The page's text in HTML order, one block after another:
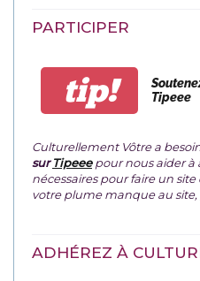
PARTICIPER
tip!
Tipeee
Culturellement Vôtre a
surTipeeepour nous aider à
nécessaires pour faire un
votre plume manque au site,
ADHÉREZ À